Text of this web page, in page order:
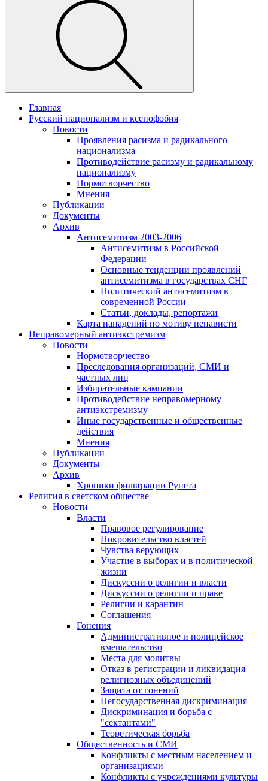
Главная
Русский национализм и ксенофобия
Новости
Проявления расизма и радикального
национализма
Противодействие расизму и радикальному
национализму
Нормотворчество
Мнения
Публикации
Документы
Архив
Антисемитизм 2003-2006
Антисемитизм в Российской
Федерации
Основные тенденции проявлений
антисемитизма в государствах СНГ
Политический антисемитизм в
современной России
Статьи, доклады, репортажи
Карта нападений по мотиву ненависти
Неправомерный антиэкстремизм
Новости
Нормотворчество
Преследования организаций, СМИ и
частных лиц
Избирательные кампании
Противодействие неправомерному
антиэкстремизму
Иные государственные и общественные
действия
Мнения
Публикации
Документы
Архив
Хроники фильтрации Рунета
Религия в светском обществе
Новости
Власти
Правовое регулирование
Покровительство властей
Чувства верующих
Участие в выборах и в политической
жизни
Дискуссии о религии и власти
Дискуссии о религии и праве
Религии и карантин
Соглашения
Гонения
Административное и полицейское
вмешательство
Места для молитвы
Отказ в регистрации и ликвидация
религиозных объединений
Защита от гонений
Негосударственная дискриминация
Дискриминация и борьба с
"сектантами"
Теоретическая борьба
Общественность и СМИ
Конфликты с местным населением и
организациями
Конфликты с учреждениями культуры